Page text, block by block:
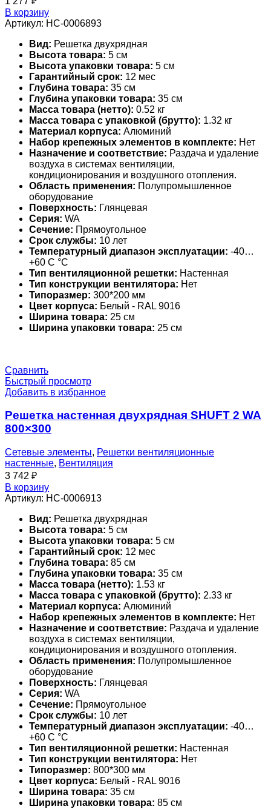
В корзину
Артикул: НС-0006893
Вид: Решетка двухрядная
Высота товара: 5 см
Высота упаковки товара: 5 см
Гарантийный срок: 12 мес
Глубина товара: 35 см
Глубина упаковки товара: 35 см
Масса товара (нетто): 0.52 кг
Масса товара с упаковкой (брутто): 1.32 кг
Материал корпуса: Алюминий
Набор крепежных элементов в комплекте: Нет
Назначение и соответствие: Раздача и удаление
воздуха в системах вентиляции,
кондиционирования и воздушного отопления.
Область применения: Полупромышленное
оборудование
Поверхность: Глянцевая
Серия: WA
Сечение: Прямоугольное
Срок службы: 10 лет
Температурный диапазон эксплуатации: -40…
+60 С °С
Тип вентиляционной решетки: Настенная
Тип конструкции вентилятора: Нет
Типоразмер: 300*200 мм
Цвет корпуса: Белый - RAL 9016
Ширина товара: 25 см
Ширина упаковки товара: 25 см
Сравнить
Быстрый просмотр
Добавить в избранное
Решетка настенная двухрядная SHUFT 2 WA
800×300
Сетевые элементы, Решетки вентиляционные
настенные, Вентиляция
3 742 ₽
В корзину
Артикул: НС-0006913
Вид: Решетка двухрядная
Высота товара: 5 см
Высота упаковки товара: 5 см
Гарантийный срок: 12 мес
Глубина товара: 85 см
Глубина упаковки товара: 35 см
Масса товара (нетто): 1.53 кг
Масса товара с упаковкой (брутто): 2.33 кг
Материал корпуса: Алюминий
Набор крепежных элементов в комплекте: Нет
Назначение и соответствие: Раздача и удаление
воздуха в системах вентиляции,
кондиционирования и воздушного отопления.
Область применения: Полупромышленное
оборудование
Поверхность: Глянцевая
Серия: WA
Сечение: Прямоугольное
Срок службы: 10 лет
Температурный диапазон эксплуатации: -40…
+60 С °С
Тип вентиляционной решетки: Настенная
Тип конструкции вентилятора: Нет
Типоразмер: 800*300 мм
Цвет корпуса: Белый - RAL 9016
Ширина товара: 35 см
Ширина упаковки товара: 85 см